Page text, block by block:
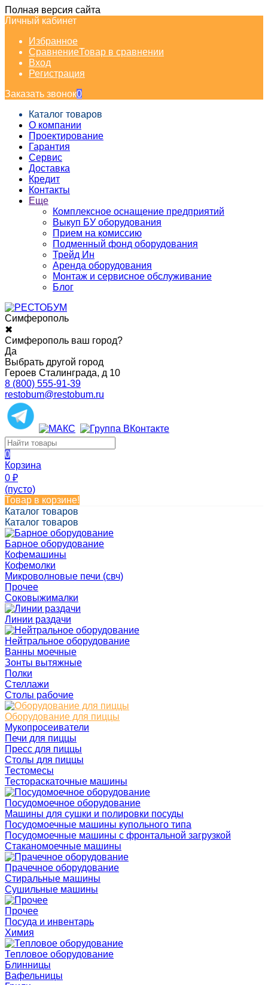
Полная версия сайта
Личный кабинет
Избранное
СравнениеТовар в сравнении
Вход
Регистрация
Заказать звонок0
Каталог товаров
О компании
Проектирование
Гарантия
Сервис
Доставка
Кредит
Контакты
Еще
Комплексное оснащение предприятий
Выкуп БУ оборудования
Прием на комиссию
Подменный фонд оборудования
Трейд Ин
Аренда оборудования
Монтаж и сервисное обслуживание
Блог
Симферополь
✖
Симферополь ваш город?
Да
Выбрать другой город
Героев Сталинграда, д 10
8 (800) 555-91-39
restobum@restobum.ru
0
Корзина
0 ₽
(пусто)
Товар в корзине!
Каталог товаров
Каталог товаров
Барное оборудование
Кофемашины
Кофемолки
Микроволновые печи (свч)
Прочее
Соковыжималки
Линии раздачи
Нейтральное оборудование
Ванны моечные
Зонты вытяжные
Полки
Стеллажи
Столы рабочие
Оборудование для пиццы
Мукопросеиватели
Печи для пиццы
Пресс для пиццы
Столы для пиццы
Тестомесы
Тестораскаточные машины
Посудомоечное оборудование
Машины для сушки и полировки посуды
Посудомоечные машины купольного типа
Посудомоечные машины с фронтальной загрузкой
Стаканомоечные машины
Прачечное оборудование
Стиральные машины
Сушильные машины
Прочее
Посуда и инвентарь
Химия
Тепловое оборудование
Блинницы
Вафельницы